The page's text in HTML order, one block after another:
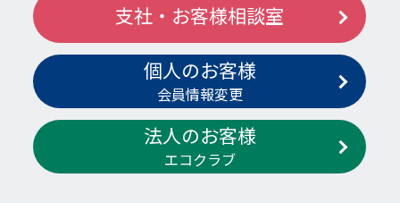
支社・お客様相談室
個人のお客様
会員情報変更
法人のお客様
エコクラブ